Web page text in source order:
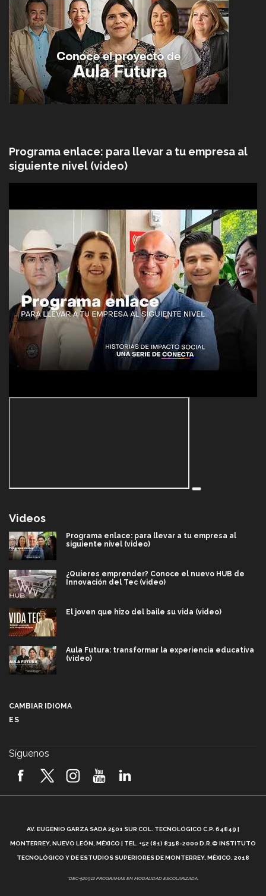
Programa enlace: para llevar a tu empresa al
siguiente nivel (video)
Videos
Programa enlace: para llevar a tu empresa al
siguiente nivel (video)
¿Quieres emprender? Conoce el nuevo HUB de
Innovación del Tec (video)
El joven que hizo del baile su vida (video)
Aula Futura: transformar la experiencia educativa
(video)
2026! (video)
¿Cómo es el Modelo Educativo Tec? (video)
Vida Tec: Feminismo e Inteligencia Artificial, Paola
CAMBIAR IDIOMA
ES
Síguenos
AV. EUGENIO GARZA SADA 2501 SUR COL. TECNOLÓGICO C.P. 64849 |
MONTERREY, NUEVO LEÓN, MÉXICO | TEL. +52 (81) 8358-2000 D.R.© INSTITUTO
TECNOLÓGICO Y DE ESTUDIOS SUPERIORES DE MONTERREY, MÉXICO. 2018
*DEC-520912 PROGRAMAS EN MODALIDAD ESCOLARIZADA.